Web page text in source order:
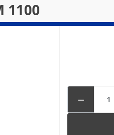
1100
